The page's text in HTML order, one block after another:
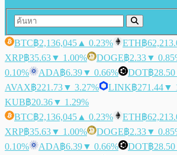
BTC฿2,136,045 ▲ 0.23% ETH฿
XRP฿35.63▼ 1.00% DOGE฿2.33▼
0.10%
ADA฿6.39▼ 0.66% DOT฿28.50
AVAX฿221.73▼ 3.27% LINK฿271.44▼
KUB฿20.36▼ 1.29%
BTC฿2,136,045 ▲ 0.23% ETH฿
XRP฿35.63▼ 1.00% DOGE฿2.33▼
0.10%
ADA฿6.39▼ 0.66% DOT฿28.50